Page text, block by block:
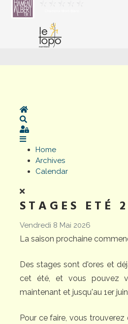
Home
Sign In
Home
Archives
Calendar
STAGES ETÉ
Vendredi 8 Mai 2026
La saison prochaine
Des stages sont d'ores et
cet été, et vous pouvez
maintenant et jusqu'au 1er
Pour ce faire, vous trouverez